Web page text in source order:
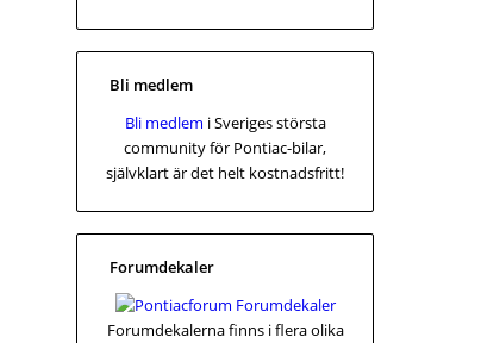
Bli medlem
Bli medlem i Sveriges största
community för Pontiac-bilar,
självklart är det helt kostnadsfritt!
Forumdekaler
Forumdekalerna finns i flera olika